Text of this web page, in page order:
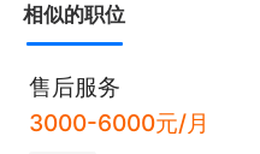
相似的职位
售后服务
3000-6000元/月